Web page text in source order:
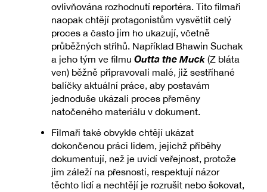
ovlivňována rozhodnutí reportéra. Tito filmaři
naopak chtějí protagonistům vysvětlit celý
proces a často jim ho ukazují, včetně
průběžných střihů. Například Bhawin Suchak
a jeho tým ve filmuOutta the Muck(Z bláta
ven) běžně připravovali malé, již sestříhané
balíčky aktuální práce, aby postavám
jednoduše ukázali proces přeměny
natočeného materiálu v dokument.
Filmaři také obvykle chtějí ukázat
dokončenou práci lidem, jejichž příběhy
dokumentují, než je uvidí veřejnost, protože
jim záleží na přesnosti, respektují názor
těchto lidí a nechtějí je rozrušit nebo šokovat,